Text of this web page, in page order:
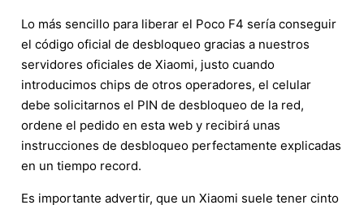
Lo más sencillo para liberar el Poco F4 sería conseguir
el código oficial de desbloqueo gracias a nuestros
servidores oficiales de Xiaomi, justo cuando
introducimos chips de otros operadores, el celular
debe solicitarnos el PIN de desbloqueo de la red,
ordene el pedido en esta web y recibirá unas
instrucciones de desbloqueo perfectamente explicadas
en un tiempo record.
Es importante advertir, que un Xiaomi suele tener cinto